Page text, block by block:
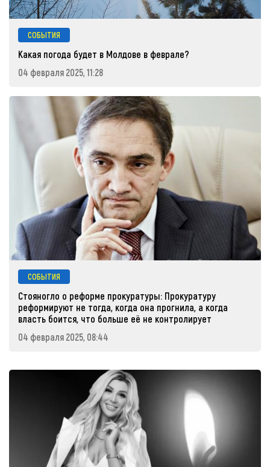
СОБЫТИЯ
Какая погода будет в Молдове в феврале?
04 февраля 2025, 11:28
СОБЫТИЯ
Стояногло о реформе прокуратуры: Прокуратуру
реформируют не тогда, когда она прогнила, а когда
власть боится, что больше её не контролирует
04 февраля 2025, 08:44